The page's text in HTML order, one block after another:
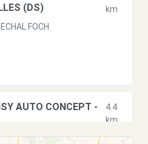
(DS)
km
FOCH
AUTO CONCEPT -
4.4
km